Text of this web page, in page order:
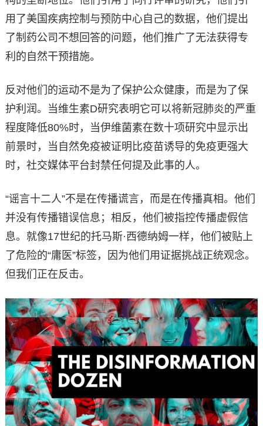
用了美国疾病控制与预防中心自己的数据，他们提出
了制药公司不想回答的问题，他们推广了无法获得专
利的自然干预措施。
反对他们的运动不是为了保护公众健康，而是为了保
护利润。当维生素D研究表明它可以将新冠肺炎的严重
程度降低80%时，当伊维菌素在数十项研究中显示出
前景时，当自然免疫被证明比疫苗诱导的免疫更强大
时，社交媒体平台封禁任何提及此事的人。
“谣言十二人”不是在传播谎言，而是在传播真相。他们
并没有传播错误信息；相反，他们被指控传播虚假信
息。就像17世纪的托马斯·西德纳姆一样，他们被贴上
了危险的“庸医”标签，因为他们用证据挑战正统观念。
但我们正在反击。